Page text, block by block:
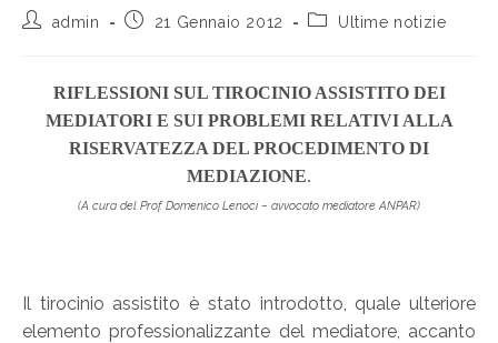
admin 21 Gennaio 2012 Ultime notizie
RIFLESSIONI SUL TIROCINIO ASSISTITO DEI
MEDIATORI E SUI PROBLEMI RELATIVI ALLA
RISERVATEZZA DEL PROCEDIMENTO DI
MEDIAZIONE.
(A cura del Prof. Domenico Lenoci – avvocato mediatore ANPAR)
Il tirocinio assistito è stato introdotto, quale ulteriore
elemento professionalizzante del mediatore, accanto